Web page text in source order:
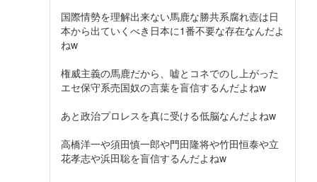
国際情勢を理解出来ない馬鹿な勝共系腐れ壺は日
本から出ていくべき日本に1番不要な存在なんだよ
ねw
権威主義の馬鹿だから、嘘とコネでのし上がった
エセ保守系売国奴の言葉を盲信するんだよねw
あと政治プロレスを真に受ける低脳なんだよねw
高橋洋一や須田慎一郎や門田隆将や竹田恒泰や立
花孝志や浜田聡を盲信するんだよねw